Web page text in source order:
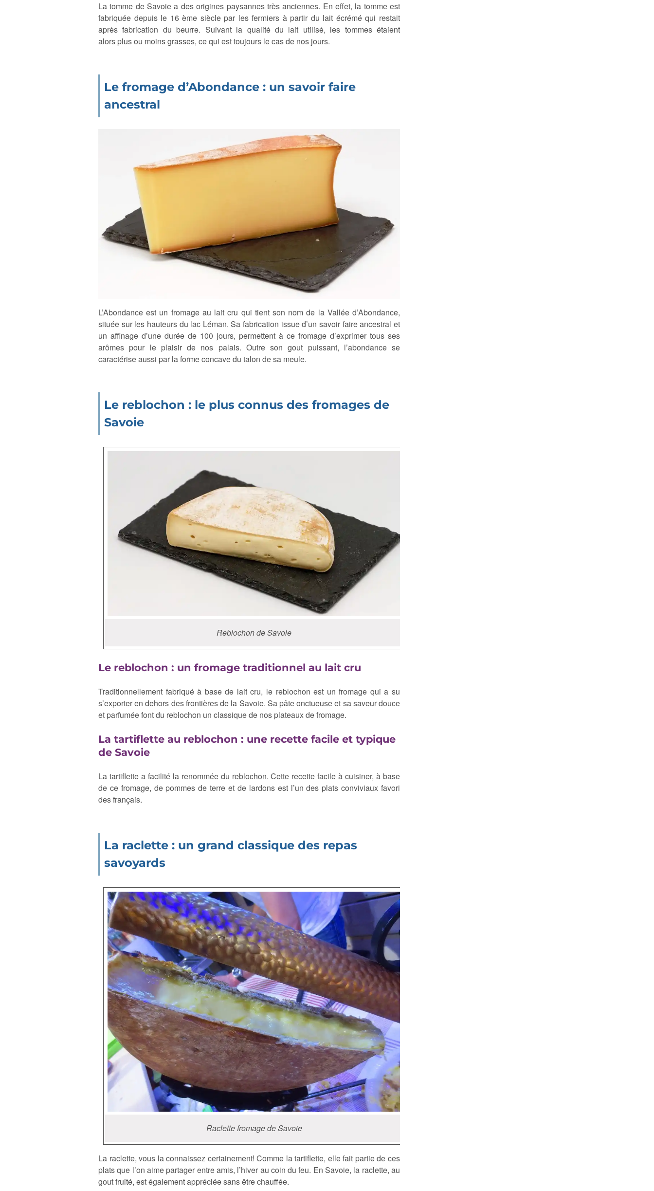
La tomme de Savoie a des origines paysannes très anciennes. En effet, la tomme est
fabriquée depuis le 16 ème siècle par les fermiers à partir du lait écrémé qui restait
après fabrication du beurre. Suivant la qualité du lait utilisé, les tommes étaient
alors plus ou moins grasses, ce qui est toujours le cas de nos jours.
Le fromage d’Abondance : un savoir faire
ancestral
L’Abondance est un fromage au lait cru qui tient son nom de la Vallée d’Abondance,
située sur les hauteurs du lac Léman. Sa fabrication issue d’un savoir faire ancestral et
un affinage d’une durée de 100 jours, permettent à ce fromage d’exprimer tous ses
arômes pour le plaisir de nos palais. Outre son gout puissant, l’abondance se
caractérise aussi par la forme concave du talon de sa meule.
Le reblochon : le plus connus des fromages de
Savoie
Reblochon de Savoie
Le reblochon : un fromage traditionnel au lait cru
Traditionnellement fabriqué à base de lait cru, le reblochon est un fromage qui a su
s’exporter en dehors des frontières de la Savoie. Sa pâte onctueuse et sa saveur douce
et parfumée font du reblochon un classique de nos plateaux de fromage.
La tartiflette au reblochon : une recette facile et typique
de Savoie
La tartiflette a facilité la renommée du reblochon. Cette recette facile à cuisiner, à base
de ce fromage, de pommes de terre et de lardons est l’un des plats conviviaux favori
des français.
La raclette : un grand classique des repas
savoyards
Raclette fromage de Savoie
La raclette, vous la connaissez certainement! Comme la tartiflette, elle fait partie de ces
plats que l’on aime partager entre amis, l’hiver au coin du feu. En Savoie, la raclette, au
gout fruité, est également appréciée sans être chauffée.